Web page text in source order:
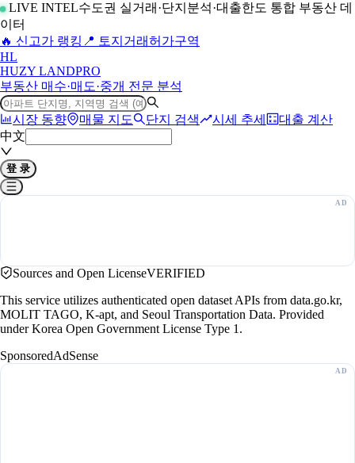
LIVE INTEL수도권 실거래·단지분석·대출한도 통합 부동산 데
이터
🔥 신고가 랭킹 📍 토지거래허가구역
HL
HUZY LANDPRO
부동산 매수·매도·중개 전문 분석
시장 동향 매물 지도 단지 검색 시세 추세
대출 계산
中文
登 录
Sources and Open LicenseVERIFIED
This service utilizes authenticated open dataset APIs from data.go.kr,
MOLIT TAGO, K-apt, and Seoul Transportation Data. Provided
under Korea Open Government License Type 1.
SponsoredAdSense